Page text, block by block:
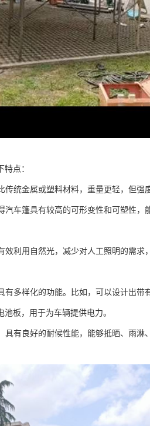
点：
统金属或塑料材料，重量更轻，但强
车篷具有较高的可形变性和可塑性，
利用自然光，减少对人工照明的需求
多样化的功能。比如，可以设计出带
板，用于为车辆提供电力。
有良好的耐候性能，能够抵晒、雨淋